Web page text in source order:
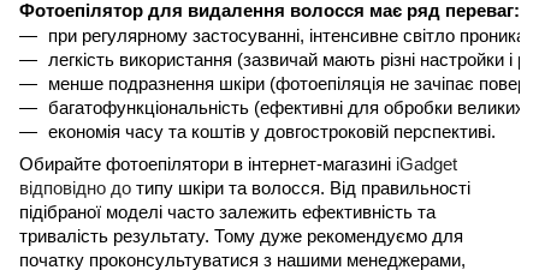
Фотоепілятор для видалення волосся має ряд переваг:
при регулярному застосуванні, інтенсивне світло
легкість використання (зазвичай мають різні настройки
менше подразнення шкіри (фотоепіляція не зачіпає
багатофункціональність (ефективні для обробки
економія часу та коштів у довгостроковій перспективі.
Обирайте фотоепілятори в інтернет-магазині iGadget
відповідно до типу шкіри та волосся. Від правильності
підібраної моделі часто залежить ефективність та
тривалість результату. Тому дуже рекомендуємо для
початку проконсультуватися з нашими менеджерами,